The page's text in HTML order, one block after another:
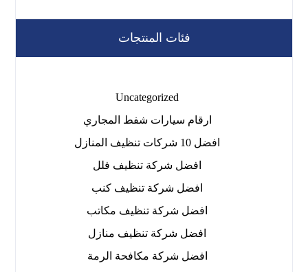
فئات المنتجات
Uncategorized
ارقام سيارات شفط المجاري
افضل 10 شركات تنظيف المنازل
افضل شركة تنظيف فلل
افضل شركة تنظيف كنب
افضل شركة تنظيف مكاتب
افضل شركة تنظيف منازل
افضل شركة مكافحة الرمة